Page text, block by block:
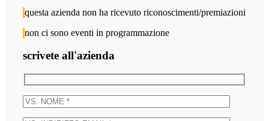
questa azienda non ha ricevuto riconoscimenti/premiazioni
non ci sono eventi in programmazione
scrivete all'azienda